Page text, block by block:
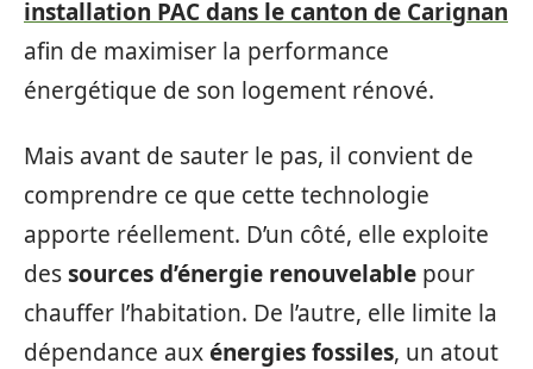
installation PAC dans le canton de Carignan
afin de maximiser la performance
énergétique de son logement rénové.
Mais avant de sauter le pas, il convient de
comprendre ce que cette technologie
apporte réellement. D’un côté, elle exploite
dessources d’énergie renouvelable pour
chauffer l’habitation. De l’autre, elle limite la
dépendance auxénergies fossiles, un atout